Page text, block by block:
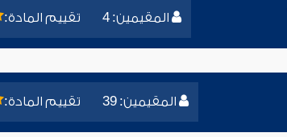
المقيمين: 4 تقييم المادة:
المقيمين: 39 تقييم المادة: